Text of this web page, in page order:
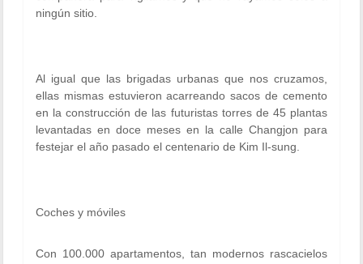
ningún sitio.
Al igual que las brigadas urbanas que nos cruzamos,
ellas mismas estuvieron acarreando sacos de cemento
en la construcción de las futuristas torres de 45 plantas
levantadas en doce meses en la calle Changjon para
festejar el año pasado el centenario de Kim Il-sung.
Coches y móviles
Con 100.000 apartamentos, tan modernos rascacielos